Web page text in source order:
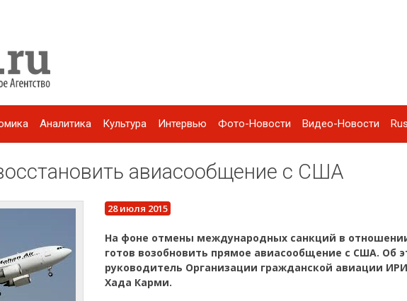
Аналитика Культура Интервью Фото-Новости Видео-Новости
авиасообщение с США
28 июля 2015
На фоне отмены международных санкций в
готов возобновить прямое авиасообщение с США. Об
руководитель Организации гражданской авиации
Хада Карми.